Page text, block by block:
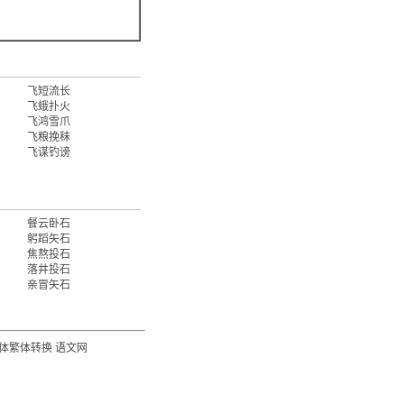
飞短流长
飞蛾扑火
飞鸿雪爪
飞粮挽秣
飞谋钓谤
餐云卧石
躬蹈矢石
焦熬投石
落井投石
亲冒矢石
繁体转换 语文网